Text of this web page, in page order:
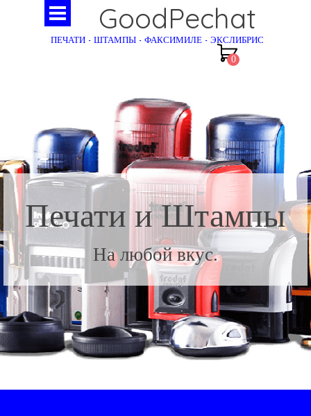
GoodPechat
ПЕЧАТИ - ШТАМПЫ - ФАКСИМИЛЕ - ЭКСЛИБРИС
Печати и Штампы
На любой вкус.